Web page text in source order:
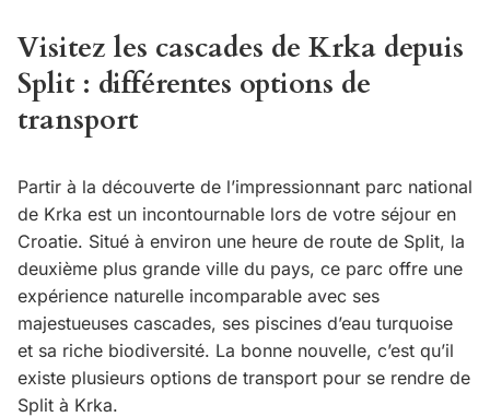
Visitez les cascades de Krka depuis
Split : différentes options de
transport
Partir à la découverte de l’impressionnant parc national
de Krka est un incontournable lors de votre séjour en
Croatie. Situé à environ une heure de route de Split, la
deuxième plus grande ville du pays, ce parc offre une
expérience naturelle incomparable avec ses
majestueuses cascades, ses piscines d’eau turquoise
et sa riche biodiversité. La bonne nouvelle, c’est qu’il
existe plusieurs options de transport pour se rendre de
Split à Krka.